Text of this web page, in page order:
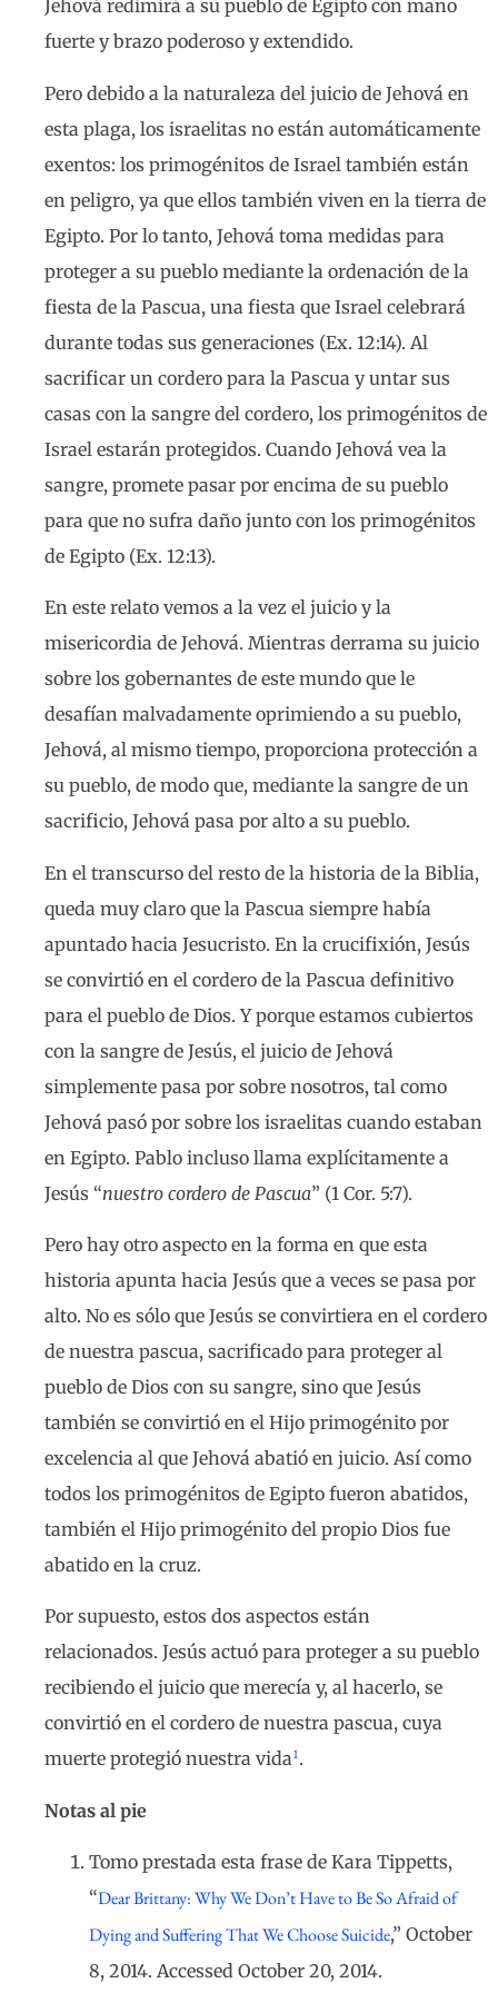
Jehová redimirá a su pueblo de Egipto con mano
fuerte y brazo poderoso y extendido.
Pero debido a la naturaleza del juicio de Jehová en
esta plaga, los israelitas no están automáticamente
exentos: los primogénitos de Israel también están
en peligro, ya que ellos también viven en la tierra de
Egipto. Por lo tanto, Jehová toma medidas para
proteger a su pueblo mediante la ordenación de la
fiesta de la Pascua, una fiesta que Israel celebrará
durante todas sus generaciones (Ex. 12:14). Al
sacrificar un cordero para la Pascua y untar sus
casas con la sangre del cordero, los primogénitos de
Israel estarán protegidos. Cuando Jehová vea la
sangre, promete pasar por encima de su pueblo
para que no sufra daño junto con los primogénitos
de Egipto (Ex. 12:13).
En este relato vemos a la vez el juicio y la
misericordia de Jehová. Mientras derrama su juicio
sobre los gobernantes de este mundo que le
desafían malvadamente oprimiendo a su pueblo,
Jehová, al mismo tiempo, proporciona protección a
su pueblo, de modo que, mediante la sangre de un
sacrificio, Jehová pasa por alto a su pueblo.
En el transcurso del resto de la historia de la Biblia,
queda muy claro que la Pascua siempre había
apuntado hacia Jesucristo. En la crucifixión, Jesús
se convirtió en el cordero de la Pascua definitivo
para el pueblo de Dios. Y porque estamos cubiertos
con la sangre de Jesús, el juicio de Jehová
simplemente pasa por sobre nosotros, tal como
Jehová pasó por sobre los israelitas cuando estaban
en Egipto. Pablo incluso llama explícitamente a
Jesús “nuestro cordero de Pascua” (1 Cor. 5:7).
Pero hay otro aspecto en la forma en que esta
historia apunta hacia Jesús que a veces se pasa por
alto. No es sólo que Jesús se convirtiera en el cordero
de nuestra pascua, sacrificado para proteger al
pueblo de Dios con su sangre, sino que Jesús
también se convirtió en el Hijo primogénito por
excelencia al que Jehová abatió en juicio. Así como
todos los primogénitos de Egipto fueron abatidos,
también el Hijo primogénito del propio Dios fue
abatido en la cruz.
Por supuesto, estos dos aspectos están
relacionados. Jesús actuó para proteger a su pueblo
recibiendo el juicio que merecía y, al hacerlo, se
convirtió en el cordero de nuestra pascua, cuya
muerte protegió nuestra vida1.
Notas al pie
Tomo prestada esta frase de Kara Tippetts,
“Dear Brittany: Why We Don’t Have to Be So Afraid of
Dying and Suffering That We Choose Suicide,” October
8, 2014. Accessed October 20, 2014.